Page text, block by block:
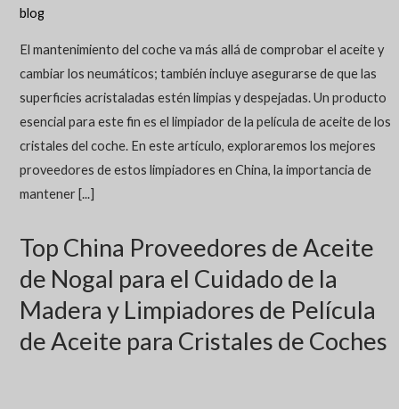
blog
El mantenimiento del coche va más allá de comprobar el aceite y
cambiar los neumáticos; también incluye asegurarse de que las
superficies acristaladas estén limpias y despejadas. Un producto
esencial para este fin es el limpiador de la película de aceite de los
cristales del coche. En este artículo, exploraremos los mejores
proveedores de estos limpiadores en China, la importancia de
mantener [...]
Top China Proveedores de Aceite
de Nogal para el Cuidado de la
Madera y Limpiadores de Película
de Aceite para Cristales de Coches